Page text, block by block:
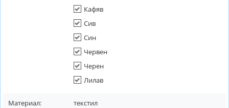
Кафяв
Сив
Син
Червен
Черен
Лилав
Материал: текстил